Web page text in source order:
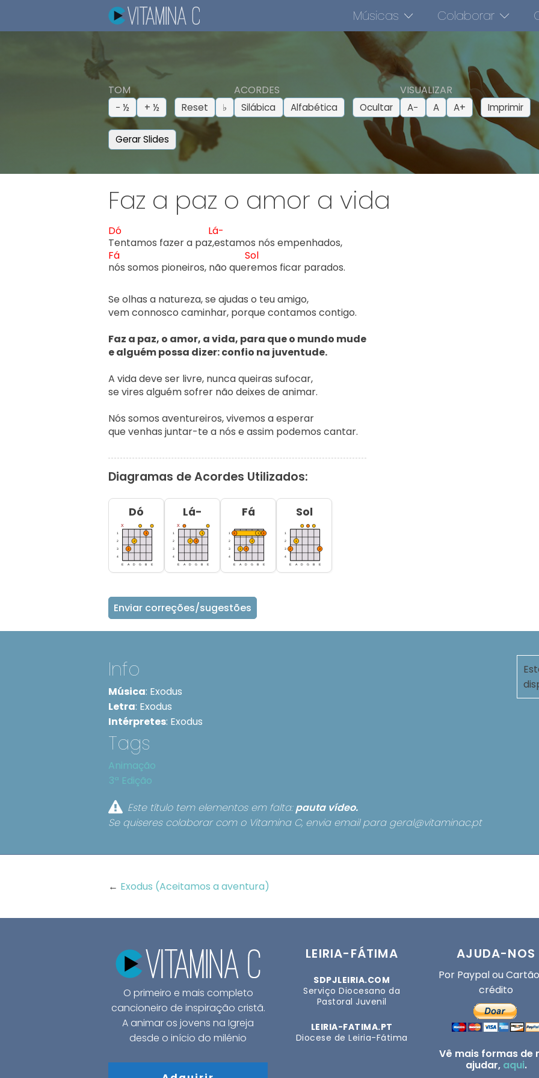
Músicas Colaborar
TOM
− ½ + ½ Reset ♭
ACORDES
Silábica Alfabética Ocultar
VISUALIZAR
A− A A+ Imprimir
Gerar Slides
Faz a paz o amor a vida
T
Dó
entamos fazer a paz,
Lá-
estamos nós empenhados,
n
Fá
ós somos pioneiros, não quer
Sol
emos ficar parados.
Se olhas a natureza, se ajudas o teu amigo,
vem connosco caminhar, porque contamos contigo.
Faz a paz, o amor, a vida, para que o mundo mude
e alguém possa dizer: confio na juventude.
A vida deve ser livre, nunca queiras sufocar,
se vires alguém sofrer não deixes de animar.
Nós somos aventureiros, vivemos a esperar
que venhas juntar-te a nós e assim podemos cantar.
Diagramas de Acordes Utilizados:
Dó Lá- Fá Sol
Enviar correções/sugestões
Info
Música: Exodus
Letra: Exodus
Intérpretes: Exodus
Tags
Animação
3ª Edição
Este título tem elementos em falta:pauta vídeo.
Se quiseres colaborar com o Vitamina C, envia email para geral@vitaminac.pt
← Exodus (Aceitamos a aventura)
O primeiro e mais completo
cancioneiro de inspiração cristã.
A animar os jovens na Igreja
desde o início do milénio
LEIRIA-FÁTIMA
SDPJLEIRIA.COM
Serviço Diocesano da
Pastoral Juvenil
LEIRIA-FATIMA.PT
Diocese de Leiria-Fátima
AJUDA-NOS
Por Paypal ou
crédito
Vê mais formas de
ajudar, aqui.